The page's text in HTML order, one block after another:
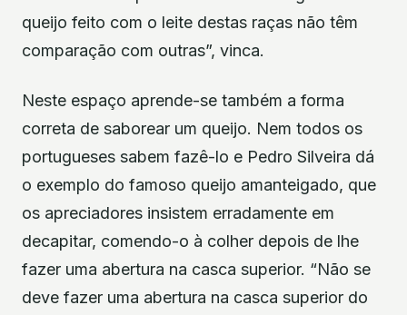
queijo feito com o leite destas raças não têm
comparação com outras”, vinca.
Neste espaço aprende-se também a forma
correta de saborear um queijo. Nem todos os
portugueses sabem fazê-lo e Pedro Silveira dá
o exemplo do famoso queijo amanteigado, que
os apreciadores insistem erradamente em
decapitar, comendo-o à colher depois de lhe
fazer uma abertura na casca superior. “Não se
deve fazer uma abertura na casca superior do